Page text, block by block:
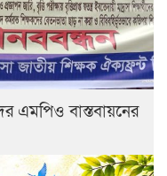
এমপিও বাস্তবায়নের